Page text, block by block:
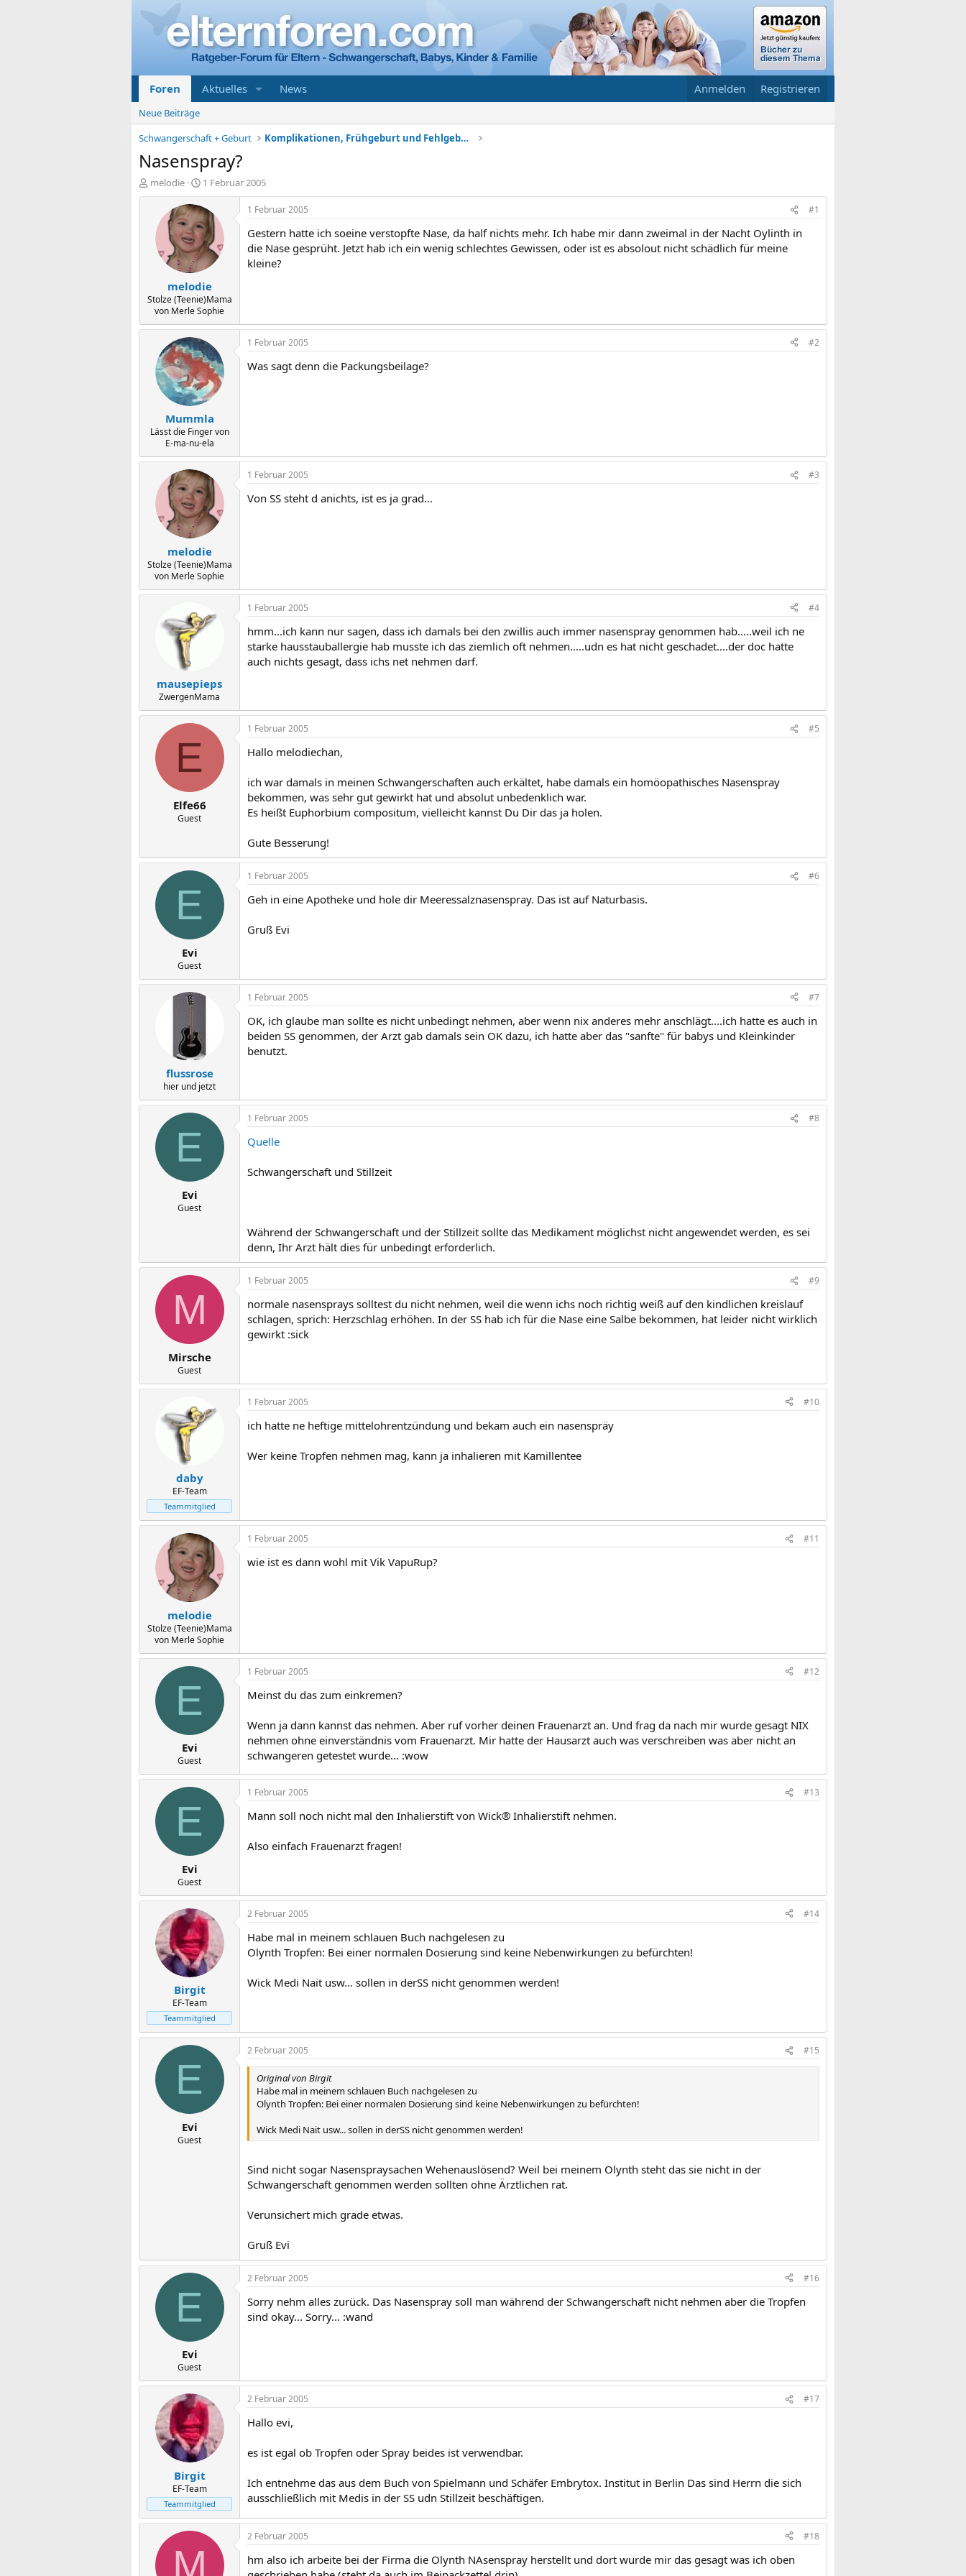
Foren Aktuelles News Anmelden Registrieren
Neue Beiträge
Schwangerschaft + Geburt
Komplikationen, Frühgeburt und Fehlgeburt
Nasenspray?
E
r
melodie
E
r
s
t
e
l
l
t
a
m
1 Februar 2005
melodie
Stolze (Teenie)Mama
von Merle Sophie
1 Februar 2005 #1
Gestern hatte ich soeine verstopfte Nase, da half nichts mehr. Ich habe mir dann zweimal in der Nacht Oylinth in
die Nase gesprüht. Jetzt hab ich ein wenig schlechtes Gewissen, oder ist es absolout nicht schädlich für meine
kleine?
Mummla
Lässt die Finger von
E-ma-nu-ela
1 Februar 2005 #2
Was sagt denn die Packungsbeilage?
melodie
Stolze (Teenie)Mama
von Merle Sophie
1 Februar 2005 #3
Von SS steht d anichts, ist es ja grad...
mausepieps
ZwergenMama
1 Februar 2005 #4
hmm...ich kann nur sagen, dass ich damals bei den zwillis auch immer nasenspray genommen hab.....weil ich ne
starke hausstauballergie hab musste ich das ziemlich oft nehmen.....udn es hat nicht geschadet....der doc hatte
auch nichts gesagt, dass ichs net nehmen darf.
E
Elfe66
Guest
1 Februar 2005 #5
Hallo melodiechan,
ich war damals in meinen Schwangerschaften auch erkältet, habe damals ein homöopathisches Nasenspray
bekommen, was sehr gut gewirkt hat und absolut unbedenklich war.
Es heißt Euphorbium compositum, vielleicht kannst Du Dir das ja holen.
Gute Besserung!
E
Evi
Guest
1 Februar 2005 #6
Geh in eine Apotheke und hole dir Meeressalznasenspray. Das ist auf Naturbasis.
Gruß Evi
flussrose
hier und jetzt
1 Februar 2005 #7
OK, ich glaube man sollte es nicht unbedingt nehmen, aber wenn nix anderes mehr anschlägt....ich hatte es auch in
beiden SS genommen, der Arzt gab damals sein OK dazu, ich hatte aber das "sanfte" für babys und Kleinkinder
benutzt.
E
Evi
Guest
1 Februar 2005 #8
Quelle
Schwangerschaft und Stillzeit
Während der Schwangerschaft und der Stillzeit sollte das Medikament möglichst nicht angewendet werden, es sei
denn, Ihr Arzt hält dies für unbedingt erforderlich.
M
Mirsche
Guest
1 Februar 2005 #9
normale nasensprays solltest du nicht nehmen, weil die wenn ichs noch richtig weiß auf den kindlichen kreislauf
schlagen, sprich: Herzschlag erhöhen. In der SS hab ich für die Nase eine Salbe bekommen, hat leider nicht wirklich
gewirkt :sick
daby
EF-Team
Teammitglied
1 Februar 2005 #10
ich hatte ne heftige mittelohrentzündung und bekam auch ein nasenspräy
Wer keine Tropfen nehmen mag, kann ja inhalieren mit Kamillentee
melodie
Stolze (Teenie)Mama
von Merle Sophie
1 Februar 2005 #11
wie ist es dann wohl mit Vik VapuRup?
E
Evi
Guest
1 Februar 2005 #12
Meinst du das zum einkremen?
Wenn ja dann kannst das nehmen. Aber ruf vorher deinen Frauenarzt an. Und frag da nach mir wurde gesagt NIX
nehmen ohne einverständnis vom Frauenarzt. Mir hatte der Hausarzt auch was verschreiben was aber nicht an
schwangeren getestet wurde... :wow
E
Evi
Guest
1 Februar 2005 #13
Mann soll noch nicht mal den Inhalierstift von Wick® Inhalierstift nehmen.
Also einfach Frauenarzt fragen!
Birgit
EF-Team
Teammitglied
2 Februar 2005 #14
Habe mal in meinem schlauen Buch nachgelesen zu
Olynth Tropfen: Bei einer normalen Dosierung sind keine Nebenwirkungen zu befürchten!
Wick Medi Nait usw... sollen in derSS nicht genommen werden!
E
Evi
Guest
2 Februar 2005 #15
Original von Birgit
Habe mal in meinem schlauen Buch nachgelesen zu
Olynth Tropfen: Bei einer normalen Dosierung sind keine Nebenwirkungen zu befürchten!
Wick Medi Nait usw... sollen in derSS nicht genommen werden!
Sind nicht sogar Nasenspraysachen Wehenauslösend? Weil bei meinem Olynth steht das sie nicht in der
Schwangerschaft genommen werden sollten ohne Ärztlichen rat.
Verunsichert mich grade etwas.
Gruß Evi
E
Evi
Guest
2 Februar 2005 #16
Sorry nehm alles zurück. Das Nasenspray soll man während der Schwangerschaft nicht nehmen aber die Tropfen
sind okay... Sorry... :wand
Birgit
EF-Team
Teammitglied
2 Februar 2005 #17
Hallo evi,
es ist egal ob Tropfen oder Spray beides ist verwendbar.
Ich entnehme das aus dem Buch von Spielmann und Schäfer Embrytox. Institut in Berlin Das sind Herrn die sich
ausschließlich mit Medis in der SS udn Stillzeit beschäftigen.
M
2 Februar 2005 #18
hm also ich arbeite bei der Firma die Olynth NAsenspray herstellt und dort wurde mir das gesagt was ich oben